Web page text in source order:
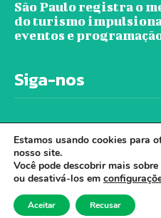
São Paulo registra o
do turismo
eventos e
Siga-nos
© Jornal Ver A
reservados. -
Estamos usando cookies para
nosso site.
Você pode descobrir mais
ou desativá-los em
Aceitar Recusar